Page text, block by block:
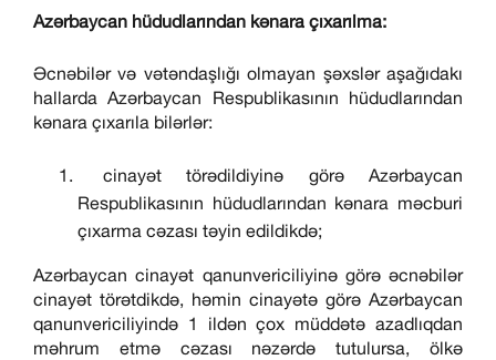
Azərbaycan hüdudlarından kənara çıxarılma:
Əcnəbilər və vətəndaşlığı olmayan şəxslər aşağıdakı
hallarda Azərbaycan Respublikasının hüdudlarından
kənara çıxarıla bilərlər:
cinayət törədildiyinə görə Azərbaycan
Respublikasının hüdudlarından kənara məcburi
çıxarma cəzası təyin edildikdə;
Azərbaycan cinayət qanunvericiliyinə görə əcnəbilər
cinayət törətdikdə, həmin cinayətə görə Azərbaycan
qanunvericiliyində 1 ildən çox müddətə azadlıqdan
məhrum etmə cəzası nəzərdə tutulursa, ölkə